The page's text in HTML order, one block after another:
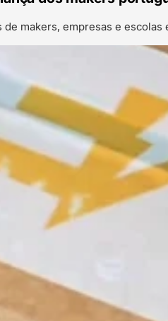
de makers, empresas e escolas